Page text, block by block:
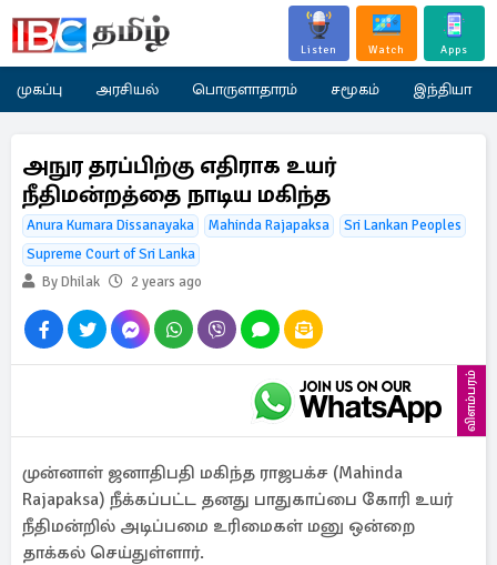
Listen Watch Apps
முகப்பு அரசியல் பொருளாதாரம் சமூகம் இந்தியா
அநுர தரப்பிற்கு எதிராக உயர்
நீதிமன்றத்தை நாடிய மகிந்த
Anura Kumara Dissanayaka Mahinda Rajapaksa
Sri Lankan Peoples
Supreme Court of Sri Lanka
By Dhilak
2 years ago
விளம்பரம்
முன்னாள் ஜனாதிபதி மகிந்த ராஜபக்ச (Mahinda
Rajapaksa) நீக்கப்பட்ட தனது பாதுகாப்பை கோரி உயர்
நீதிமன்றில் அடிப்பமை உரிமைகள் மனு ஒன்றை
தாக்கல் செய்துள்ளார்.